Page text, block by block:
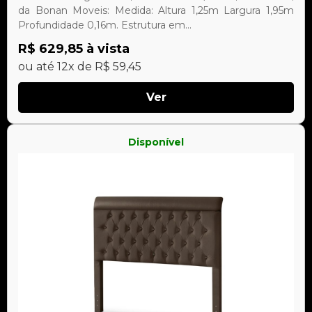
da Bonan Moveis: Medida: Altura 1,25m Largura 1,95m
Profundidade 0,16m. Estrutura em...
R$ 629,85 à vista
ou até 12x de R$ 59,45
Ver
Disponível